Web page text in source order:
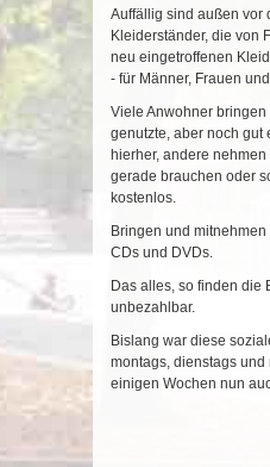
Auffällig sind außen vor
Kleiderständer, die von
neu eingetroffenen
- für Männer, Frauen
Viele Anwohner
genutzte, aber noch gut
hierher, andere
gerade brauchen oder
kostenlos.
Bringen und
CDs und DVDs.
Das alles, so finden die
unbezahlbar.
Bislang war diese
montags, dienstags und
einigen Wochen nun